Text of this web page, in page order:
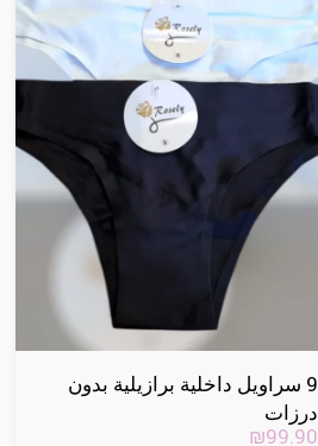
9 سراويل داخلية برازيلية بدون
درزات
₪99.90